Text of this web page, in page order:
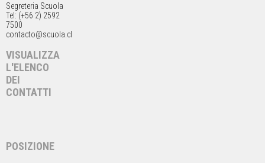
Segreteria Scuola
Tel: (+56 2) 2592
7500
contacto@scuola.cl
VISUALIZZA
L'ELENCO
DEI
CONTATTI
POSIZIONE